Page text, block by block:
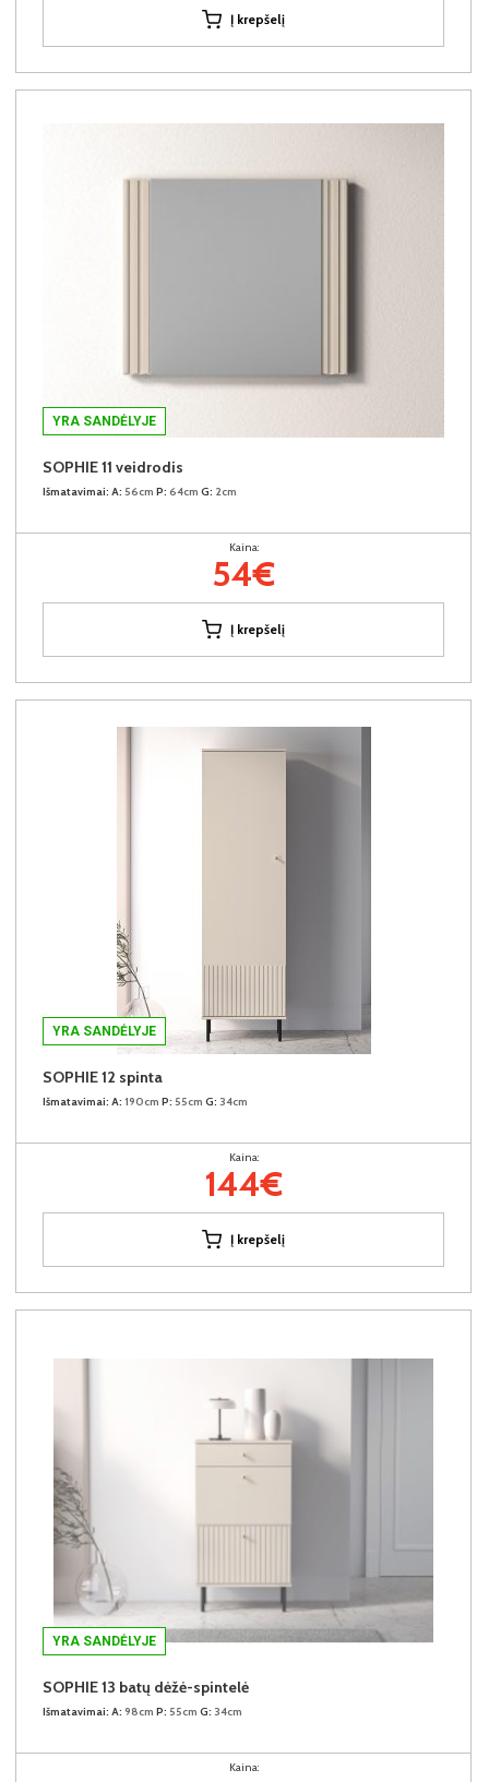
Į krepšelį
YRA SANDĖLYJE
SOPHIE 11 veidrodis
Išmatavimai: A: 56cm P: 64cm G: 2cm
Kaina:
54€
Į krepšelį
YRA SANDĖLYJE
SOPHIE 12 spinta
Išmatavimai: A: 190cm P: 55cm G: 34cm
Kaina:
144€
Į krepšelį
YRA SANDĖLYJE
SOPHIE 13 batų dėžė-spintelė
Išmatavimai: A: 98cm P: 55cm G: 34cm
Kaina: